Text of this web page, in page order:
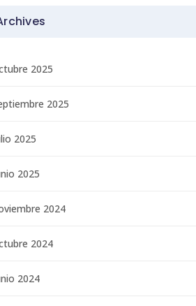
2025
2025
2025
2025
2024
2024
2024